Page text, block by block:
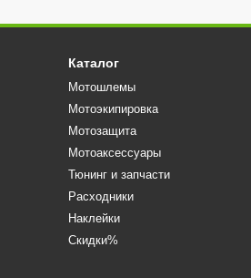
Каталог
Мотошлемы
Мотоэкипировка
Мотозащита
Мотоаксессуары
Тюнинг и запчасти
Расходники
Наклейки
Скидки%